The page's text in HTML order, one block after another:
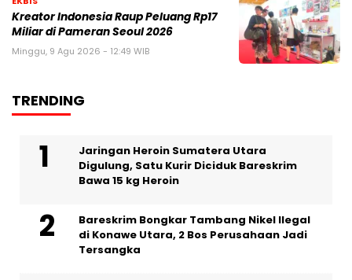
Kreator Indonesia Raup Peluang Rp17
Miliar di Pameran Seoul 2026
Minggu, 9 Agu 2026 - 12:49 WIB
TRENDING
Jaringan Heroin Sumatera Utara
Digulung, Satu Kurir Diciduk Bareskrim
Bawa 15 kg Heroin
Bareskrim Bongkar Tambang Nikel Ilegal
di Konawe Utara, 2 Bos Perusahaan Jadi
Tersangka